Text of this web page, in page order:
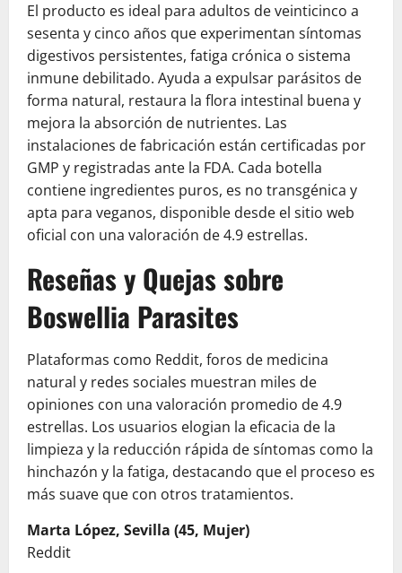
El producto es ideal para adultos de veinticinco a
sesenta y cinco años que experimentan síntomas
digestivos persistentes, fatiga crónica o sistema
inmune debilitado. Ayuda a expulsar parásitos de
forma natural, restaura la flora intestinal buena y
mejora la absorción de nutrientes. Las
instalaciones de fabricación están certificadas por
GMP y registradas ante la FDA. Cada botella
contiene ingredientes puros, es no transgénica y
apta para veganos, disponible desde el sitio web
oficial con una valoración de 4.9 estrellas.
Reseñas y Quejas sobre
Boswellia Parasites
Plataformas como Reddit, foros de medicina
natural y redes sociales muestran miles de
opiniones con una valoración promedio de 4.9
estrellas. Los usuarios elogian la eficacia de la
limpieza y la reducción rápida de síntomas como la
hinchazón y la fatiga, destacando que el proceso es
más suave que con otros tratamientos.
Marta López, Sevilla (45, Mujer)
Reddit